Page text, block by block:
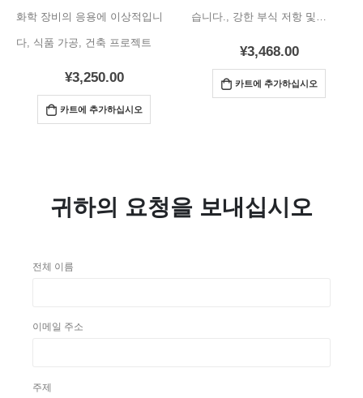
화학 장비의 응용에 이상적입니
다, 식품 가공, 건축 프로젝트
¥3,250.00
카트에 추가하십시오
습니다., 강한 부식 저항 및…
¥3,468.00
카트에 추가하십시오
귀하의 요청을 보내십시오
전체 이름
이메일 주소
주제